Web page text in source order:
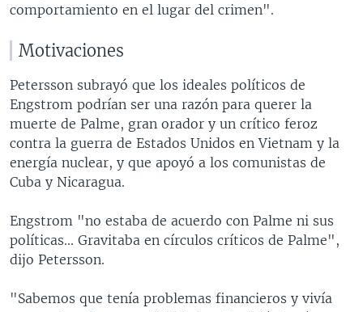
comportamiento en el lugar del crimen".
Motivaciones
Petersson subrayó que los ideales políticos de
Engstrom podrían ser una razón para querer la
muerte de Palme, gran orador y un crítico feroz
contra la guerra de Estados Unidos en Vietnam y la
energía nuclear, y que apoyó a los comunistas de
Cuba y Nicaragua.
Engstrom "no estaba de acuerdo con Palme ni sus
políticas... Gravitaba en círculos críticos de Palme",
dijo Petersson.
"Sabemos que tenía problemas financieros y vivía